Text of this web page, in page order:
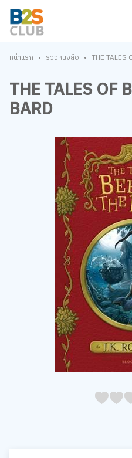
หน้าแรก • รีวิวหนังสือ • THE TALES
THE TALES OF
BARD
2
15
1
05